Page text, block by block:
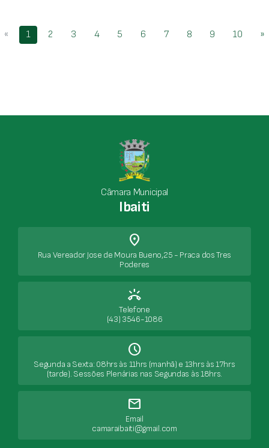
« 1 2 3 4 5 6 7 8 9 10 »
Câmara Municipal
Ibaiti
place
Rua Vereador Jose de Moura Bueno,25 - Praca dos Tres
Poderes
ring_volume
Telefone
(43) 3546-1086
Schedule
Segunda a Sexta: 08hrs às 11hrs (manhã) e 13hrs às 17hrs
(tarde). Sessões Plenárias nas Segundas às 18hrs.
mail
Email
camaraibaiti@gmail.com